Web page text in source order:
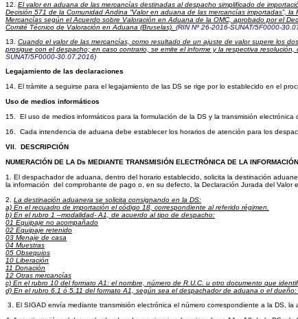
12.
El valor en aduana de las mercancías destinadas al despacho simplificado de
Decisión 571 de la Comunidad Andina “Valor en aduana de las mercancías importadas”,
Mercancías según el Acuerdo sobre Valoración en Aduana de la OMC, aprobado por el
Comité Técnico de Valoración en Aduana (Bruselas). (RIN Nº 26-2016-SUNAT/5F0000-
13.
Cuando el valor de las mercancías, como resultado de un ajuste de valor supere los
prosigue con el despacho; en caso contrario, se emite el informe y la respectiva
SUNAT/5F0000-30.07.2016)
Legajamiento de las declaraciones
14. El trámite a seguirse para el legajamiento de las DS se rige por lo establecido en el
Uso de medios informáticos
15.
El uso de medios informáticos para la formulación de la DS y la transmisión
16.
Cada intendencia de aduana debe establecer los horarios de atención para los
VII.
DESCRIPCIÓN
NUMERACIÓN DE LA Ds MEDIANTE TRANSMISIÓN ELECTRÓNICA DE LA
1.
El despachador de aduana, dentro del horario establecido, solicita la destinación
la información
del comprobante de pago o, en su defecto, la Declaración Jurada del Valor
2.
La destinación aduanera se solicita consignando en la DS:
a) En el recuadro de importación el código 18, correspondiente al referido régimen.
b) En el rubro 1 –modalidad- A1, de acuerdo al tipo de despacho:
01 Equipaje no acompañado
02 Equipaje retenido
03 Menaje de casa
04 Muestras
05 Obsequios
10 Liberación
11 Donación
12 Otras mercancías
c) En el rubro 10 del formato A1: el nombre, número de R.U.C. u otro documento que
d) En el rubro 6.1 ó 5.11 del formato A1, según sea el despachador de aduana o el
3.
El SIGAD envía mediante transmisión electrónica el número correspondiente a la DS, la